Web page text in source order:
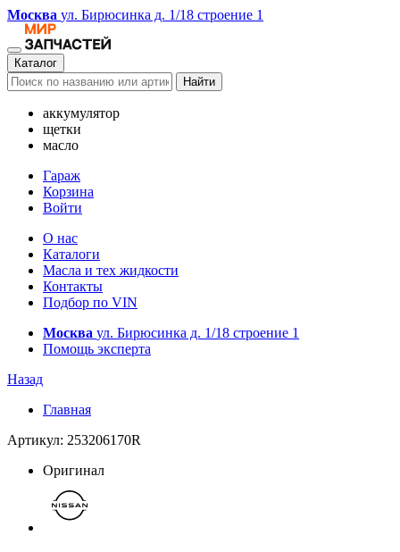
Москва ул. Бирюсинка д. 1/18 строение 1
Каталог
Найти
аккумулятор
щетки
масло
Гараж
Корзина
Войти
О нас
Каталоги
Масла и тех жидкости
Контакты
Подбор по VIN
Москва ул. Бирюсинка д. 1/18 строение 1
Помощь эксперта
Назад
Главная
Артикул: 253206170R
Оригинал